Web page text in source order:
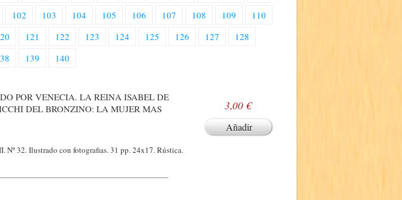
102 103 104 105 106 107 108 109
110
121 122 123 124 125 126 127
128
139 140
POR VENECIA. LA REINA ISABEL DE
DEL BRONZINO: LA MUJER MAS
32. Ilustrado con fotografias. 31 pp. 24x17. Rústica.
3,00 €
Añadir